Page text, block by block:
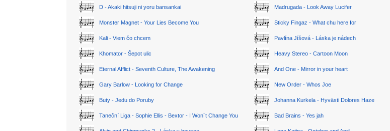
D - Akaki hitsuji ni yoru bansankai
Monster Magnet - Your Lies Become You
Kali - Viem čo chcem
Khomator - Šepot ulic
Eternal Afflict - Seventh Culture, The Awakening
Gary Barlow - Looking for Change
Buty - Jedu do Poruby
Taneční Liga - Sophie Ellis - Bextor - I Won´t Change You
Madrugada - Look Away Lucifer
Sticky Fingaz - What chu here for
Pavlína Jíšová - Láska je nádech
Heavy Stereo - Cartoon Moon
And One - Mirror in your heart
New Order - Whos Joe
Johanna Kurkela - Hyvästi Dolores Haze
Bad Brains - Yes jah